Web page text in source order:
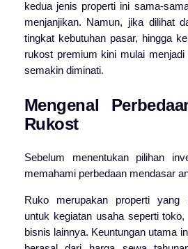
kedua jenis properti ini sama-
menjanjikan. Namun, jika dilihat
tingkat kebutuhan pasar, hingga
rukost premium kini mulai
semakin diminati.
Mengenal
Rukost
Sebelum menentukan pilihan
memahami perbedaan mendasar
Ruko merupakan properti yang
untuk kegiatan usaha seperti
bisnis lainnya. Keuntungan utama